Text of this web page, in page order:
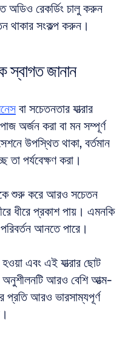
অডিও রেকর্ডিং চালু করুন
থাকার সংকল্প করুন।
স্বাগত জানান
বা সচেতনতার যাত্রার
অর্জন করা বা মন সম্পূর্ণ
উপস্থিত থাকা, বর্তমান
তা পর্যবেক্ষণ করা।
শুরু করে আরও সচেতন
ধীরে প্রকাশ পায়। এমনকি
আনতে পারে।
এবং এই যাত্রার ছোট
আরও বেশি আত্ম-
প্রতি আরও ভারসাম্যপূর্ণ